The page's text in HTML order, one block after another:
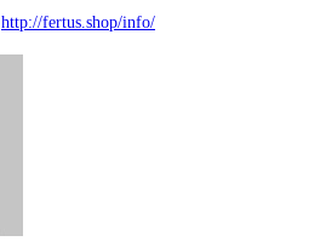
http://fertus.shop/info/